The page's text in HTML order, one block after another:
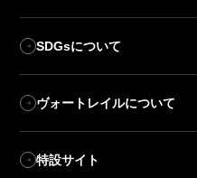
SDGsについて
ヴォートレイルについて
特設サイト